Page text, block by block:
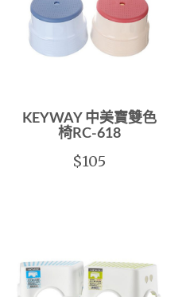
KEYWAY 中美寶雙色
椅RC-618
$105